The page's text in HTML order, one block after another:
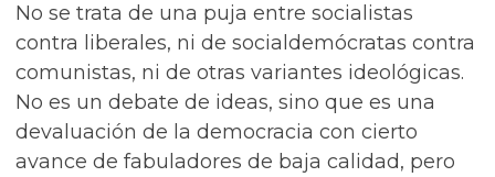
No se trata de una puja entre socialistas
contra liberales, ni de socialdemócratas contra
comunistas, ni de otras variantes ideológicas.
No es un debate de ideas, sino que es una
devaluación de la democracia con cierto
avance de fabuladores de baja calidad, pero